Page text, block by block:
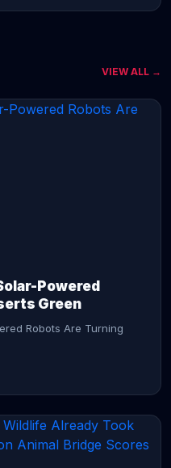
VIEW ALL →
Powered
Green
Robots Are Turning